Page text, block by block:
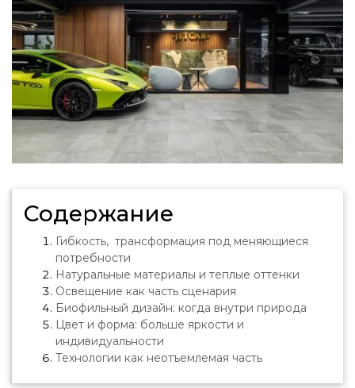
Содержание
Гибкость, трансформация под меняющиеся
потребности
Натуральные материалы и теплые оттенки
Освещение как часть сценария
Биофильный дизайн: когда внутри природа
Цвет и форма: больше яркости и
индивидуальности
Технологии как неотъемлемая часть